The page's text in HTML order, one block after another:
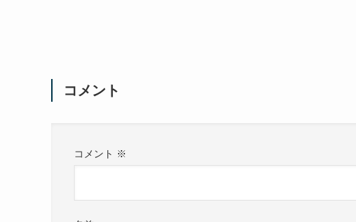
コメント
コメント ※